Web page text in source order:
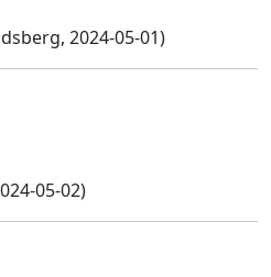
2024-05-01)
05-02)